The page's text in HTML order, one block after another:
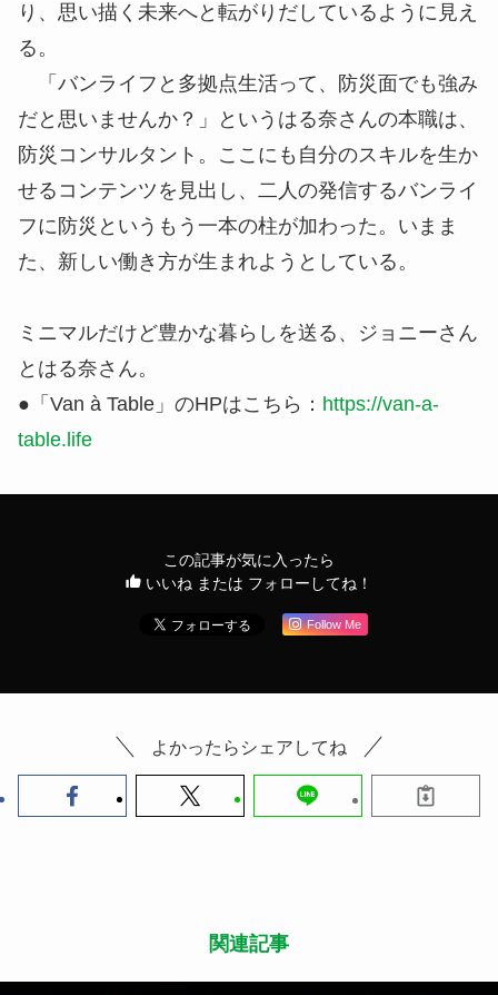
り、思い描く未来へと転がりだしているように見え
る。
「バンライフと多拠点生活って、防災面でも強み
だと思いませんか？」というはる奈さんの本職は、
防災コンサルタント。ここにも自分のスキルを生か
せるコンテンツを見出し、二人の発信するバンライ
フに防災というもう一本の柱が加わった。いまま
た、新しい働き方が生まれようとしている。
ミニマルだけど豊かな暮らしを送る、ジョニーさん
とはる奈さん。
●「Van à Table」のHPはこちら： https://van-a-
table.life
この記事が気に入ったら
いいね または フォローしてね！
Follow Me
よかったらシェアしてね
関連記事